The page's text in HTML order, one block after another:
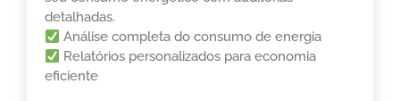
detalhadas.
Análise completa do consumo de energia
Relatórios personalizados para economia
eficiente